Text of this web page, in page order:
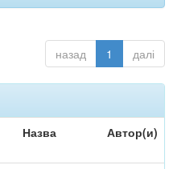
назад 1 далі
Назва Автор(и)